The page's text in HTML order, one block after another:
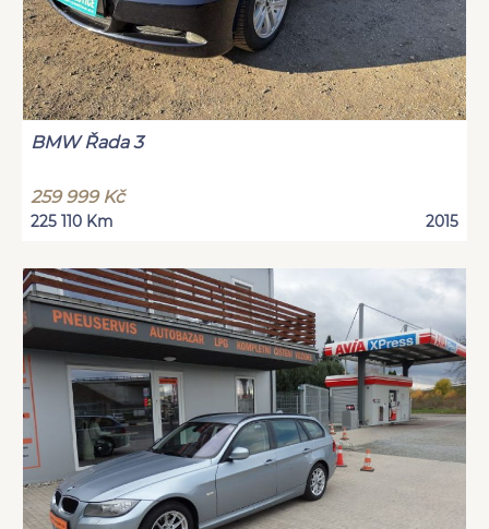
BMW Řada 3
259 999 Kč
225 110 Km 2015